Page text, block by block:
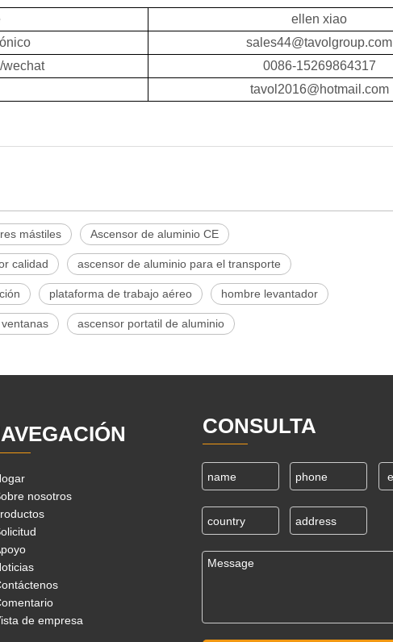
ellen xiao
sales44@tavolgroup.com
wechat
0086-15269864317
tavol2016@hotmail.com
mástiles Ascensor de aluminio CE
calidad ascensor de aluminio para el transporte
plataforma de trabajo aéreo hombre levantador
ascensor portatil de aluminio
nosotros
de empresa
CONSULTA